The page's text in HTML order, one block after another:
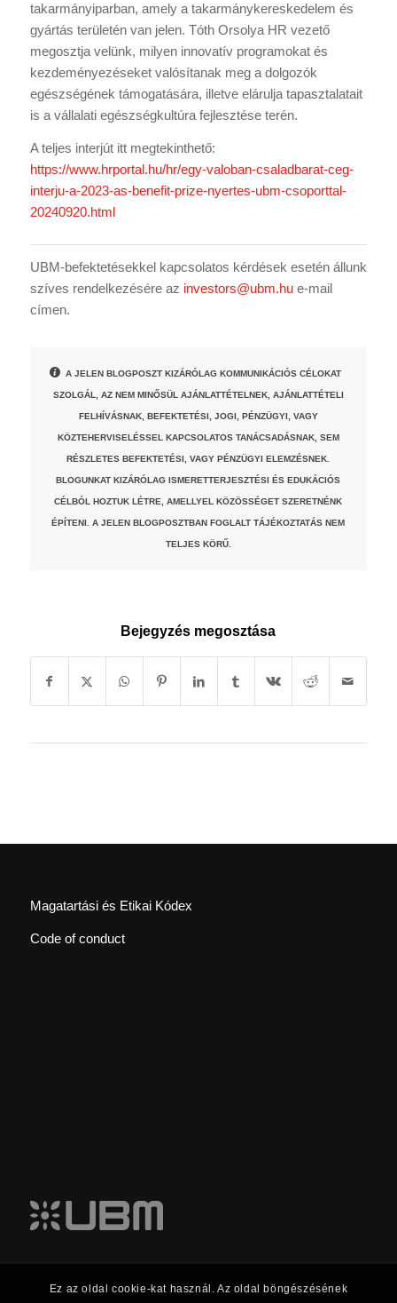
takarmányiparban, amely a takarmánykereskedelem és
gyártás területén van jelen. Tóth Orsolya HR vezető
megosztja velünk, milyen innovatív programokat és
kezdeményezéseket valósítanak meg a dolgozók
egészségének támogatására, illetve elárulja tapasztalatait
is a vállalati egészségkultúra fejlesztése terén.
A teljes interjút itt megtekinthető:
https://www.hrportal.hu/hr/egy-valoban-csaladbarat-ceg-
interju-a-2023-as-benefit-prize-nyertes-ubm-csoporttal-
20240920.html
UBM-befektetésekkel kapcsolatos kérdések esetén állunk
szíves rendelkezésére az investors@ubm.hue-mail
címen.
A JELEN BLOGPOSZT KIZÁRÓLAG KOMMUNIKÁCIÓS CÉLOKAT
SZOLGÁL, AZ NEM MINŐSÜL AJÁNLATTÉTELNEK, AJÁNLATTÉTELI
FELHÍVÁSNAK, BEFEKTETÉSI, JOGI, PÉNZÜGYI, VAGY
KÖZTEHERVISELÉSSEL KAPCSOLATOS TANÁCSADÁSNAK, SEM
RÉSZLETES BEFEKTETÉSI, VAGY PÉNZÜGYI ELEMZÉSNEK.
BLOGUNKAT KIZÁRÓLAG ISMERETTERJESZTÉSI ÉS EDUKÁCIÓS
CÉLBÓL HOZTUK LÉTRE, AMELLYEL KÖZÖSSÉGET SZERETNÉNK
ÉPÍTENI. A JELEN BLOGPOSZTBAN FOGLALT TÁJÉKOZTATÁS NEM
TELJES KÖRŰ.
Bejegyzés megosztása
Magatartási és Etikai Kódex
Code of conduct
Ez az oldal cookie-kat használ. Az oldal böngészésének